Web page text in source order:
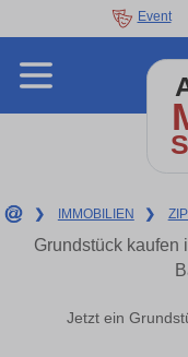
Event
❯ IMMOBILIEN ❯
Grundstück kaufen
Jetzt ein